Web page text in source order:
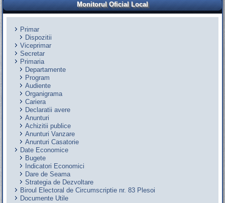
Monitorul Oficial Local
Primar
Dispozitii
Viceprimar
Secretar
Primaria
Departamente
Program
Audiente
Organigrama
Cariera
Declaratii avere
Anunturi
Achizitii publice
Anunturi Vanzare
Anunturi Casatorie
Date Economice
Bugete
Indicatori Economici
Dare de Seama
Strategia de Dezvoltare
Biroul Electoral de Circumscriptie nr. 83 Plesoi
Documente Utile